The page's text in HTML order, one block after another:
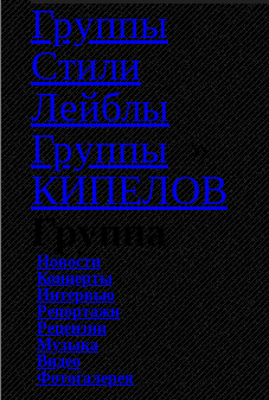
Группы
Стили
Лейблы
Группы»
КИПЕЛОВ
Группа
Новости
Концерты
Интервью
Репортажи
Рецензии
Музыка
Видео
Фотогалерея